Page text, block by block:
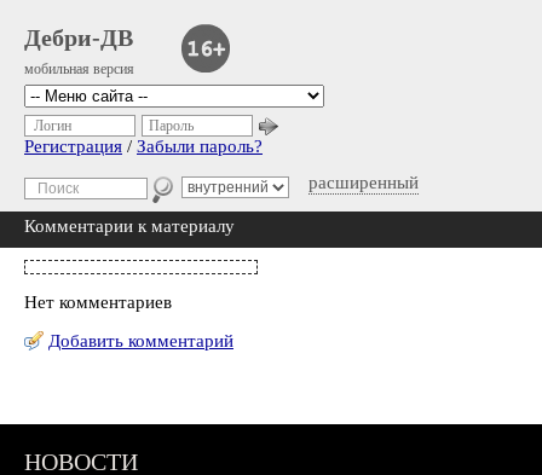
Дебри-ДВ
мобильная версия
расширенный
Логин Пароль
Регистрация / Забыли пароль?
Комментарии к материалу
Нет комментариев
Добавить комментарий
НОВОСТИ